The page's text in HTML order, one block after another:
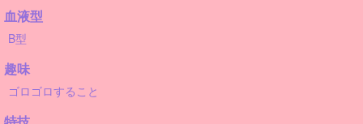
血液型
B型
趣味
ゴロゴロすること